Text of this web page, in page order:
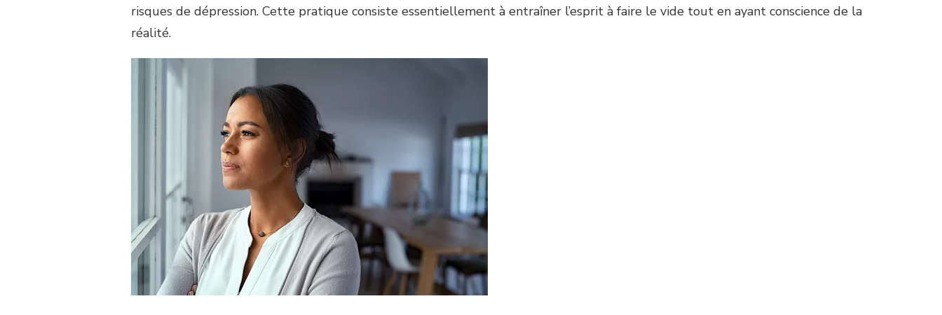
risques de dépression. Cette pratique consiste essentiellement à entraîner l’esprit à faire le vide tout en ayant conscience de la
réalité.